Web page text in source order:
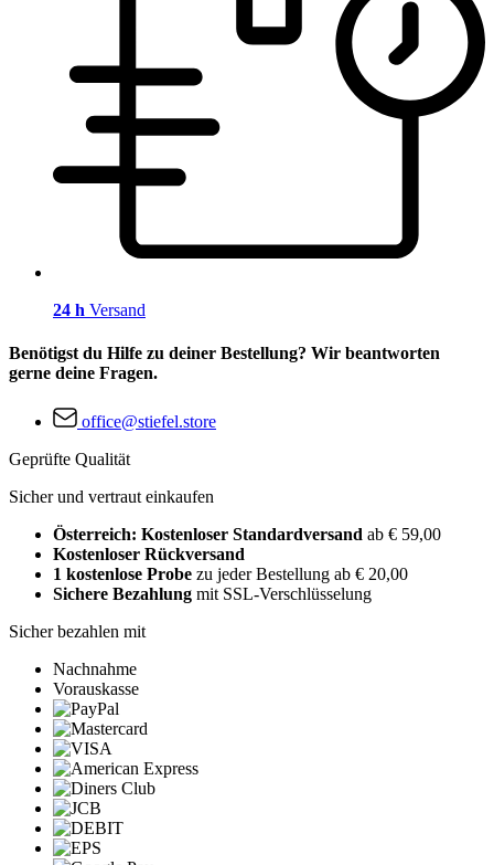
24 h Versand
Benötigst du Hilfe zu deiner Bestellung? Wir beantworten
gerne deine Fragen.
office@stiefel.store
Geprüfte Qualität
Sicher und vertraut einkaufen
Österreich: Kostenloser Standardversand ab € 59,00
Kostenloser Rückversand
1 kostenlose Probe zu jeder Bestellung ab € 20,00
Sichere Bezahlung mit SSL-Verschlüsselung
Sicher bezahlen mit
Nachnahme
Vorauskasse